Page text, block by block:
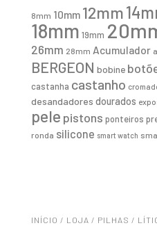
8mm 10mm 12mm
18mm 19mm
26mm 28mm Acumulador
BERGEON bobine
castanha castanho
desandadores dourados
pele pistons ponteiros
ronda silicone smart watch
INÍCIO / LOJA / PILHAS /